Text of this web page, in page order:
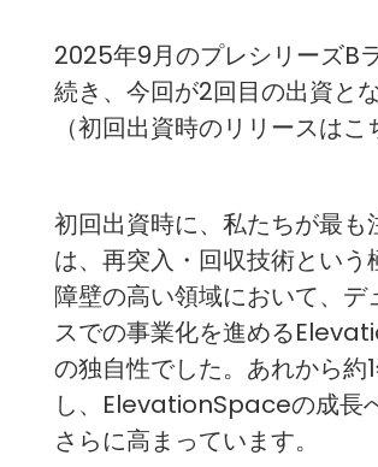
2025年9月のプレシリーズB
続き、今回が2回目の出資とな
（初回出資時のリリースはこ
初回出資時に、私たちが最も
は、再突入・回収技術という
障壁の高い領域において、デ
スでの事業化を進める
の独自性でした。あれから約
し、ElevationSpaceの成長
さらに高まっています。